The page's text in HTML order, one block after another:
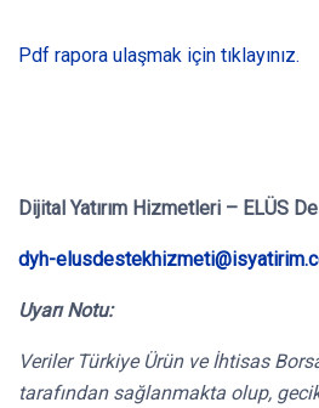
Pdf rapora ulaşmak için tıklayınız.
Dijital Yatırım Hizmetleri – ELÜS
dyh-
Uyarı Notu:
Veriler Türkiye Ürün ve İhtisas
tarafından sağlanmakta olup,